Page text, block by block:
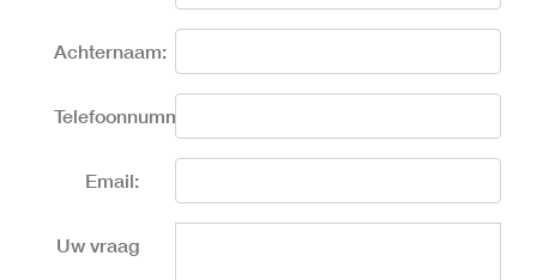
Achternaam:
Telefoonnummer:
Email:
Uw vraag